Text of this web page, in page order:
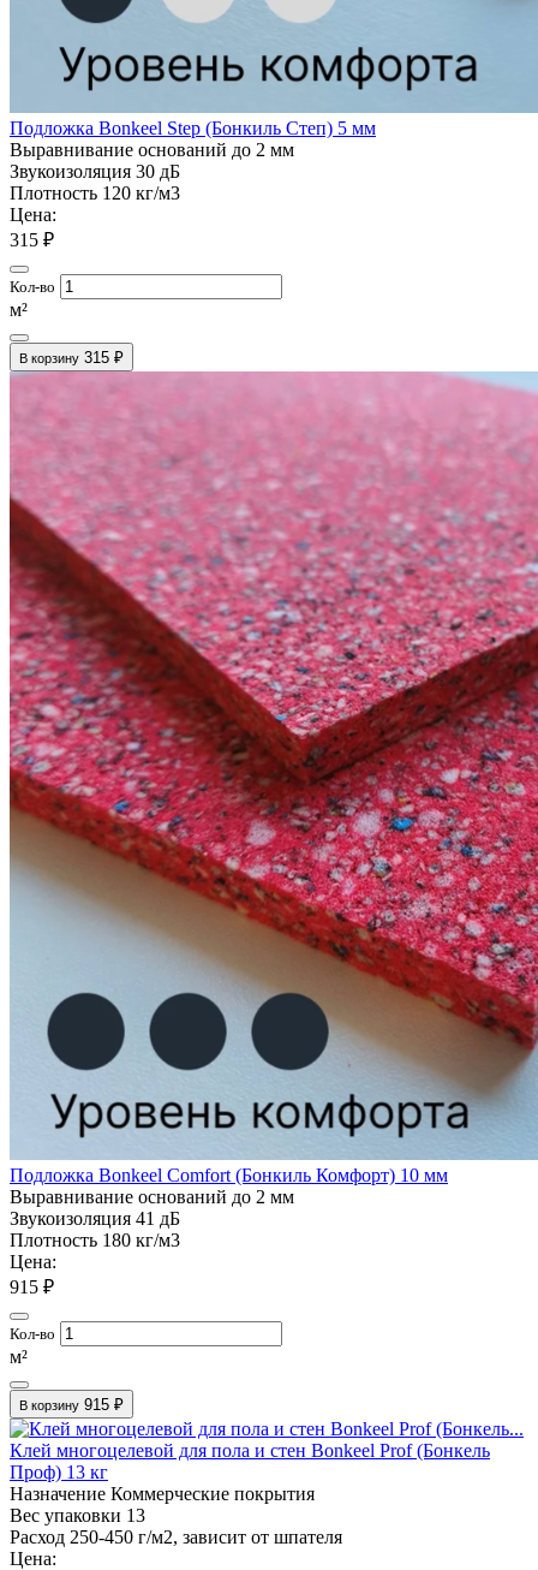
Подложка Bonkeel Step (Бонкиль Степ) 5 мм
Выравнивание оснований до 2 мм
Звукоизоляция 30 дБ
Плотность 120 кг/м3
Цена:
315 ₽
Кол-во
м²
В корзину 315 ₽
Подложка Bonkeel Comfort (Бонкиль Комфорт) 10 мм
Выравнивание оснований до 2 мм
Звукоизоляция 41 дБ
Плотность 180 кг/м3
Цена:
915 ₽
Кол-во
м²
В корзину 915 ₽
Клей многоцелевой для пола и стен Bonkeel Prof (Бонкель
Проф) 13 кг
Назначение Коммерческие покрытия
Вес упаковки 13
Расход 250-450 г/м2, зависит от шпателя
Цена: